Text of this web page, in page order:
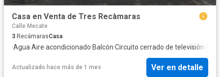
Casa en Venta de Tres Recàmaras
Calle Mecate
3 RecámarasCasa
·Agua·Aire acondicionado·Balcón·Circuito cerrado de televisión·
Actualizado hace más de 1 mes Ver en detalle